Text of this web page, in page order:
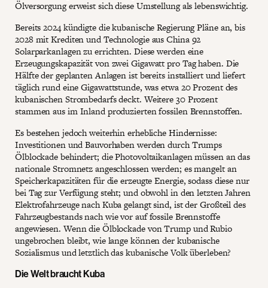
Ölversorgung erweist sich diese Umstellung als lebenswichtig.
Bereits 2024 kündigte die kubanische Regierung Pläne an, bis
2028 mit Krediten und Technologie aus China 92
Solarparkanlagen zu errichten. Diese werden eine
Erzeugungskapazität von zwei Gigawatt pro Tag haben. Die
Hälfte der geplanten Anlagen ist bereits installiert und liefert
täglich rund eine Gigawattstunde, was etwa 20 Prozent des
kubanischen Strombedarfs deckt. Weitere 30 Prozent
stammen aus im Inland produzierten fossilen Brennstoffen.
Es bestehen jedoch weiterhin erhebliche Hindernisse:
Investitionen und Bauvorhaben werden durch Trumps
Ölblockade behindert; die Photovoltaikanlagen müssen an das
nationale Stromnetz angeschlossen werden; es mangelt an
Speicherkapazitäten für die erzeugte Energie, sodass diese nur
bei Tag zur Verfügung steht; und obwohl in den letzten Jahren
Elektrofahrzeuge nach Kuba gelangt sind, ist der Großteil des
Fahrzeugbestands nach wie vor auf fossile Brennstoffe
angewiesen. Wenn die Ölblockade von Trump und Rubio
ungebrochen bleibt, wie lange können der kubanische
Sozialismus und letztlich das kubanische Volk überleben?
Die Welt braucht Kuba